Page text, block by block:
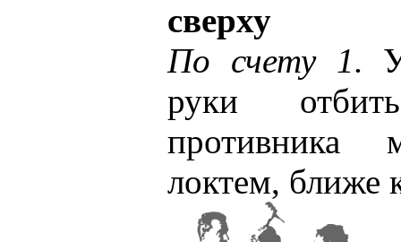
сверху
По счету 1.
руки
локтем, ближе